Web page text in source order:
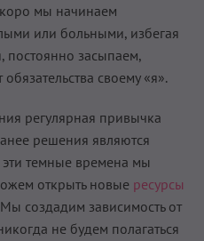
мы начинаем
или больными, избегая
постоянно засыпаем,
своему «я».
регулярная привычка
решения являются
темные времена мы
открыть новые ресурсы
создадим зависимость от
не будем полагаться